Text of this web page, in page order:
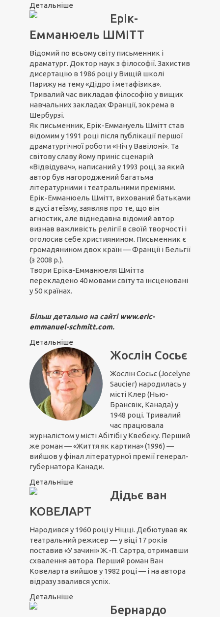
Детальніше
Ерік-
Емманюель ШМІТТ
Відомий по всьому світу письменник і
драматург. Доктор наук з філософії. Захистив
дисертацію в 1986 році у Вищій школі
Парижу на тему «Дідро і метафізика».
Тривалий час викладав філософію у вищих
навчальних закладах Франції, зокрема в
Шербурзі.
Як письменник, Ерік-Еммануель Шмітт став
відомим у 1991 році після публікації першої
драматургічної роботи «Ніч у Вавілоні». Та
світову славу йому приніс сценарій
«Відвідувач», написаний у 1993 році, за який
автор був нагороджений багатьма
літературними і театральними преміями.
Ерік-Емманюель Шмітт, вихований батьками
в дусі атеїзму, заявляв про те, що він
агностик, але віднедавна відомий автор
визнав важливість релігії в своїй творчості і
оголосив себе християнином. Письменник є
громадянином двох країн — Франції і Бельгії
(з 2008 р.).
Твори Еріка-Емманюеля Шмітта
перекладено 40 мовами світу та інсценовані
у 50 країнах.
Більш детально на сайті www.eric-
emmanuel-schmitt.com.
Детальніше
Жослін Сосьє
Жослін Сосьє (Jocelyne
Saucier) народилась у
місті Клер (Нью-
Брансвік, Канада) у
1948 році. Тривалий
час працювала
журналістом у місті Абітібі у Квебеку. Перший
же роман — «Життя як картина» (1996) —
вийшов у фінал літературної премії генерал-
губернатора Канади.
Детальніше
Дідьє ван
КОВЕЛАРТ
Народився у 1960 році у Ніцці. Дебютував як
театральний режисер — у віці 17 років
поставив «У зачині» Ж.-П. Сартра, отримавши
схвалення автора. Перший роман Ван
Ковеларта вийшов у 1982 році — і на автора
відразу звалився успіх.
Детальніше
Бернардо